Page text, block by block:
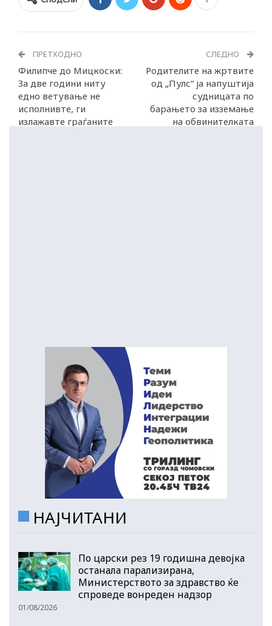
ПРЕТХОДНО
Филипче до Мицкоски:
За две години ниту
едно ветување не
исполнивте, ги
излажавте граѓаните
СЛЕДНО
Родителите на жртвите
од „Пулс“ ја напуштија
судницата по
барањето за изземање
на обвинителката
НАЈЧИТАНИ
По царски рез 19 годишна девојка
останала парализирана,
Министерството за здравство ќе
спроведе вонреден надзор
01/08/2026